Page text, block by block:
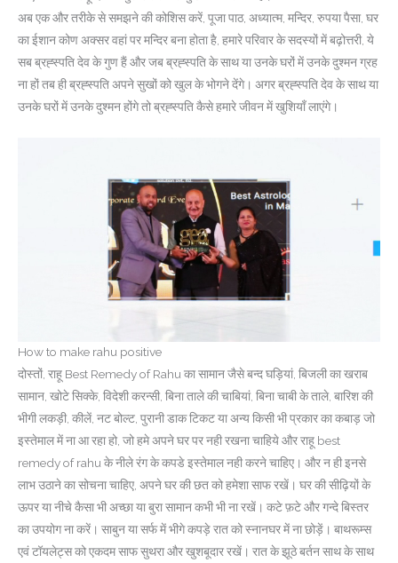
अब एक और तरीके से समझने की कोशिस करें, पूजा पाठ, अध्यात्म, मन्दिर, रुपया पैसा, घर
का ईशान कोण अक्सर वहां पर मन्दिर बना होता है, हमारे परिवार के सदस्यों में बढ़ोत्तरी, ये
सब ब्रह्स्पति देव के गुण हैं और जब ब्रह्स्पति के साथ या उनके घरों में उनके दुश्मन ग्रह
ना हों तब ही ब्रह्स्पति अपने सुखों को खुल के भोगने देंगे। अगर ब्रह्स्पति देव के साथ या
उनके घरों में उनके दुश्मन होंगे तो ब्रह्स्पति कैसे हमारे जीवन में खुशियाँ लाएंगे।
How to make rahu positive
दोस्तों, राहू Best Remedy of Rahu का सामान जैसे बन्द घड़ियां, बिजली का खराब
सामान, खोटे सिक्के, विदेशी करन्सी, बिना ताले की चाबियां, बिना चाबी के ताले, बारिश की
भीगी लकड़ी, कीलें, नट बोल्ट, पुरानी डाक टिकट या अन्य किसी भी प्रकार का कबाड़ जो
इस्तेमाल में ना आ रहा हो, जो हमे अपने घर पर नही रखना चाहिये और राहू best
remedy of rahu के नीले रंग के कपडे इस्तेमाल नही करने चाहिए। और न ही इनसे
लाभ उठाने का सोचना चाहिए, अपने घर की छत को हमेशा साफ रखें। घर की सीढ़ियों के
ऊपर या नीचे कैसा भी अच्छा या बुरा सामान कभी भी ना रखें। कटे फ़टे और गन्दे बिस्तर
का उपयोग ना करें। साबुन या सर्फ में भीगे कपड़े रात को स्नानघर में ना छोड़ें। बाथरूम्स
एवं टॉयलेट्स को एकदम साफ सुथरा और खुशबूदार रखें। रात के झूठे बर्तन साथ के साथ